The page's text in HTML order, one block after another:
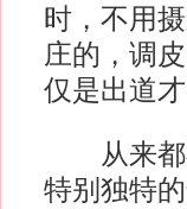
时，不用
庄的，调
仅是出道
从来都
特别独特